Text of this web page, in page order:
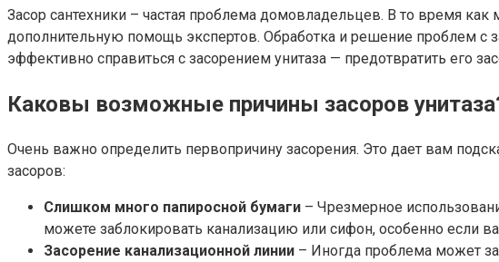
Засор сантехники – частая проблема домовладельцев. В то время
дополнительную помощь экспертов. Обработка и решение проблем с
эффективно справиться с засорением унитаза — предотвратить его
Каковы возможные причины засоров
Очень важно определить первопричину засорения. Это дает вам
засоров:
Слишком много папиросной бумаги – Чрезмерное
можете заблокировать канализацию или сифон, особенно если
Засорение канализационной линии – Иногда проблема может